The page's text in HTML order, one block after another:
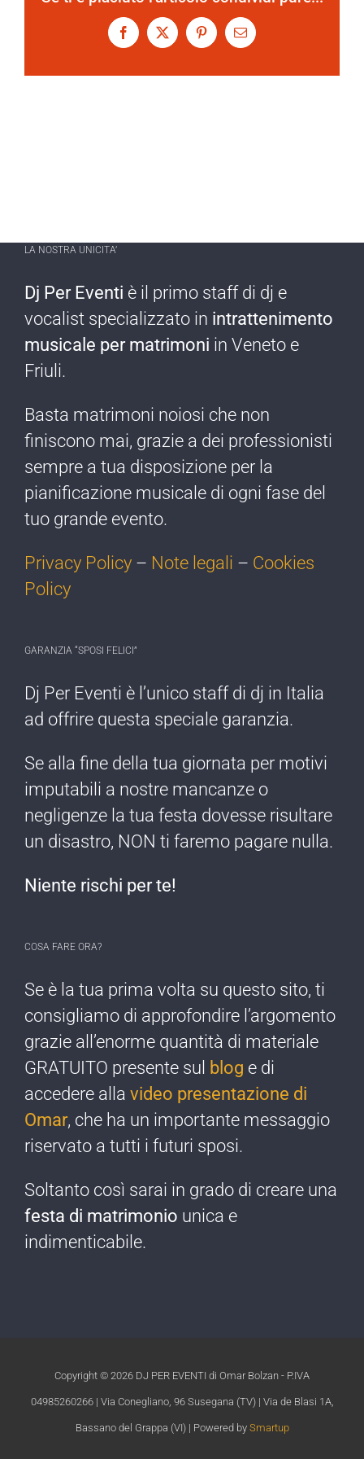
Facebook
X PinterestEmail
LA NOSTRA UNICITA’
Dj Per Eventi è il primo staff di dj e
vocalist specializzato in intrattenimento
musicale per matrimoni in Veneto e
Friuli.
Basta matrimoni noiosi che non
finiscono mai, grazie a dei professionisti
sempre a tua disposizione per la
pianificazione musicale di ogni fase del
tuo grande evento.
Privacy Policy – Note legali – Cookies
Policy
GARANZIA “SPOSI FELICI”
Dj Per Eventi è l’​unico staff di dj ​in Italia
ad offrire ​questa speciale garanzia.
Se alla fine della tua giornata per motivi
imputabili a nostre mancanze o
negligenze ​la tua festa dovesse risultare
un disastro, NON ti faremo pagare nulla​.
Niente rischi per te!​
COSA FARE ORA?
Se è la tua prima ​volta su questo sito, ti
consigliamo di approfondire l’argomento
grazie all’enorme quantità di materiale
GRATUITO presente sul blog e di
accedere alla video presentazione di
Omar, che ha un importante messaggio
riservato a tutti i futuri sposi.
Soltanto così sarai in grado di creare una
festa di matrimonio unica e
indimenticabile.​
Copyright © 2026 DJ PER EVENTI di Omar Bolzan - P.IVA
04985260266 | Via Conegliano, 96 Susegana (TV) | Via de Blasi 1A,
Bassano del Grappa (VI) | Powered by Smartup